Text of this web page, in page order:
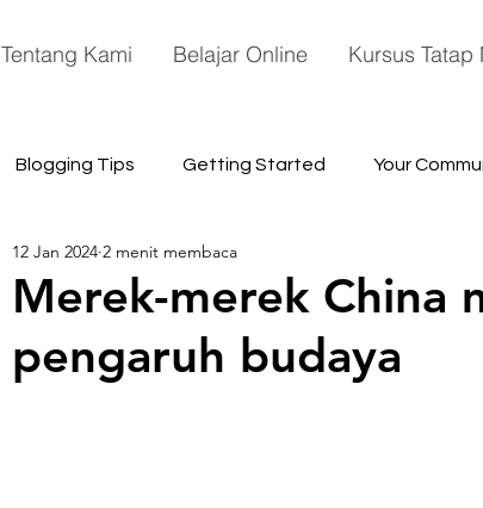
Tentang Kami Belajar Online Kursus Tatap
Blogging Tips Getting Started Your
Astronomy Space
Merek-merek China
pengaruh budaya
12 Jan 2024 2 menit membaca